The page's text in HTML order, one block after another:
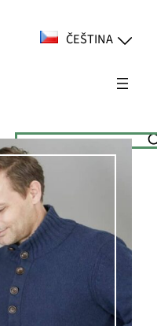
ČEŠTINA
Suchen